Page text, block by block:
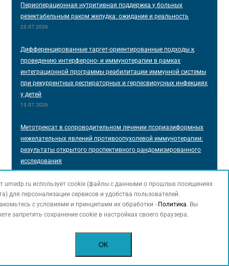
Периоперационная нутритивная поддержка у больных
резектабельным раком желудка: ожидание и реальность
23.07.2026
Дифференцированные таргет-ориентированные подходы к
проведению интерфероно- и иммунотерапии в рамках
интеграционной программы реабилитации иммунной системы
при рекуррентных респираторных и герпесвирусных инфекциях
у детей
13.07.2026
Метотрексат в сопроводительном лечении псориазиформных
нежелательных явлений противоопухолевой иммунотерапии:
результаты открытого проспективного рандомизированного
исследования
29.06.2026
Эффективность иммунотерапии при распространенном
плоскоклеточном раке кожи: опыт Национального
медицинского исследовательского центра онкологии им. Н.Н.
umedp.ru использует cookie (файлы с данными о прошлых посещениях
для персонализации сервисов и удобства пользователей.
с условиями и принципами их обработки - Политика. Вы
запретить сохранение cookie в настройках своего браузера.
OK